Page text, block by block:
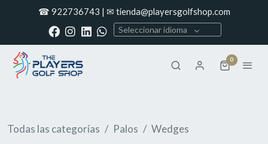
☎ 922736743 | ✉ tienda@playersgolfshop.com
Seleccionar idioma
0
Todas las categorías Palos Wedges